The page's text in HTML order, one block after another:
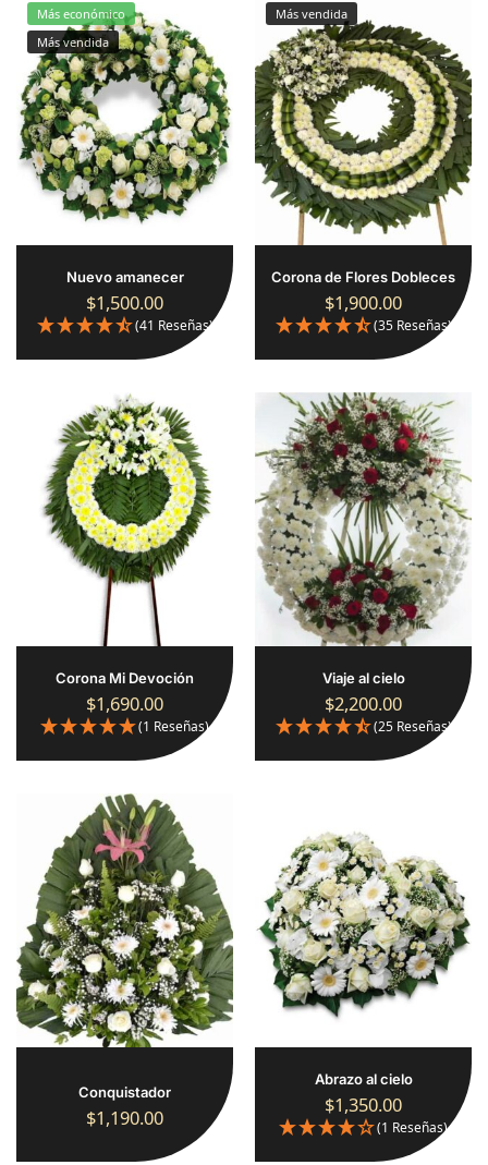
Más económico
Más vendida
Nuevo amanecer
$1,500.00
(41 Reseñas)
Más vendida
Corona de Flores Dobleces
$1,900.00
(35 Reseñas)
Corona Mi Devoción
$1,690.00
(1 Reseñas)
Viaje al cielo
$2,200.00
(25 Reseñas)
Conquistador
$1,190.00
Abrazo al cielo
$1,350.00
(1 Reseñas)